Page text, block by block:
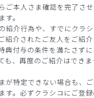
ご本人さま確認を完了さ
す。
紹介行為や、すでにクラ
紹介されたご友人をご紹
典付与の条件を満たさず
も、再度のご紹介はでき
が特定できない場合も、
す。必ずクラシコにご登